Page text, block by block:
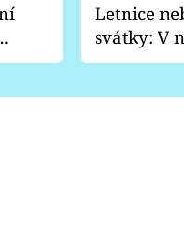
Letnice
svátky: V
pondělí